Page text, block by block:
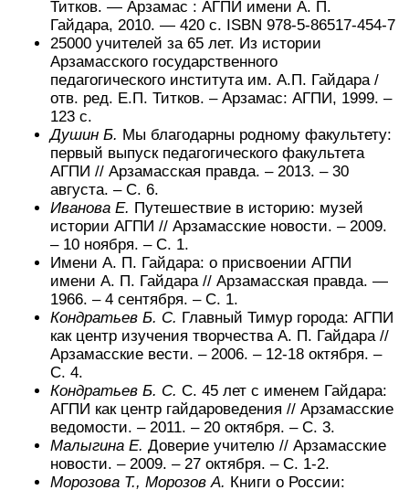
Титков. — Арзамас : АГПИ имени А. П.
Гайдара, 2010. — 420 с. ISBN 978-5-86517-454-7
25000 учителей за 65 лет. Из истории
Арзамасского государственного
педагогического института им. А.П. Гайдара /
отв. ред. Е.П. Титков. – Арзамас: АГПИ, 1999. –
123 с.
Душин Б. Мы благодарны родному факультету:
первый выпуск педагогического факультета
АГПИ // Арзамасская правда. – 2013. – 30
августа. – С. 6.
Иванова Е. Путешествие в историю: музей
истории АГПИ // Арзамасские новости. – 2009.
– 10 ноября. – С. 1.
Имени А. П. Гайдара: о присвоении АГПИ
имени А. П. Гайдара // Арзамасская правда. —
1966. – 4 сентября. – С. 1.
Кондратьев Б. С. Главный Тимур города: АГПИ
как центр изучения творчества А. П. Гайдара //
Арзамасские вести. – 2006. – 12-18 октября. –
С. 4.
Кондратьев Б. С. С. 45 лет с именем Гайдара:
АГПИ как центр гайдароведения // Арзамасские
ведомости. – 2011. – 20 октября. – С. 3.
Малыгина Е. Доверие учителю // Арзамасские
новости. – 2009. – 27 октября. – С. 1-2.
Морозова Т., Морозов А. Книги о России: